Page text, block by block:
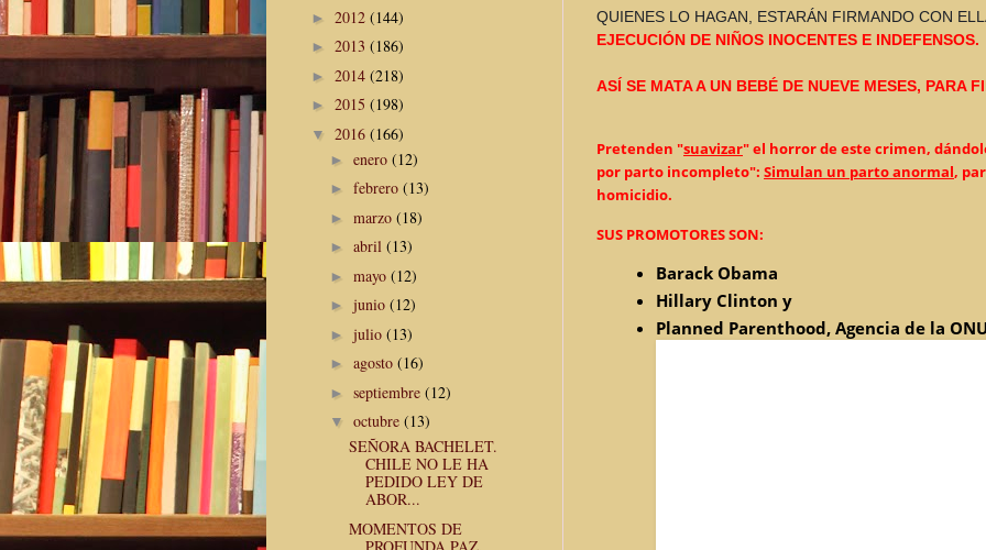
QUIENES LO HAGAN, ESTARÁN FIRMANDO CON
EJECUCIÓN DE NIÑOS INOCENTES E INDEFENSOS.
ASÍ SE MATA A UN BEBÉ DE NUEVE MESES, PARA
Pretenden "suavizar" el horror de este crimen,
por parto incompleto": Simulan un parto anormal,
homicidio.
SUS PROMOTORES SON:
Barack Obama
Hillary Clinton y
Planned Parenthood, Agencia de la
► 2012 (144)
► 2013 (186)
► 2014 (218)
► 2015 (198)
▼ 2016 (166)
► enero (12)
► febrero (13)
► marzo (18)
► abril (13)
► mayo (12)
► junio (12)
► julio (13)
► agosto (16)
► septiembre (12)
▼ octubre (13)
SEÑORA BACHELET.
CHILE NO LE HA
PEDIDO LEY DE
ABOR...
MOMENTOS DE
PROFUNDA PAZ,